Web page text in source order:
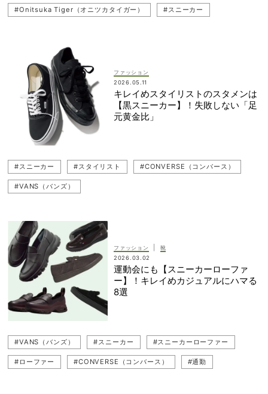
#Onitsuka Tiger（オニツカタイガー） #スニーカー
#CONVERSE（コンバース）
ファッション
2026.05.11
キレイめスタイリストのスタメンは
【黒スニーカー】！失敗しない「足
元黄金比」
#スニーカー #スタイリスト #CONVERSE（コンバース）
#VANS（バンズ）
ファッション
靴
2026.03.02
運動会にも【スニーカーローファ
ー】！キレイめカジュアルにハマる
8選
#VANS（バンズ） #スニーカー #スニーカーローファー
#ローファー #CONVERSE（コンバース） #通勤